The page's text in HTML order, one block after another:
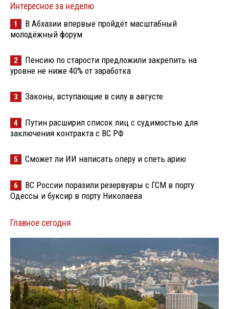
Интересное за неделю
1
В Абхазии впервые пройдёт масштабный
молодёжный форум
2
Пенсию по старости предложили закрепить на
уровне не ниже 40% от заработка
3 Законы, вступающие в силу в августе
4
Путин расширил список лиц с судимостью для
заключения контракта с ВС РФ
5 Сможет ли ИИ написать оперу и спеть арию
6
ВС России поразили резервуары с ГСМ в порту
Одессы и буксир в порту Николаева
Главное сегодня